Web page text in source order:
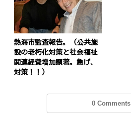
熱海市監査報告。 (公共施
設の老朽化対策と社会福祉
関連経費増加顕著。急げ、
対策！！)
0 Comments